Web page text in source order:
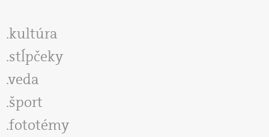
kultúra
stĺpčeky
veda
šport
fototémy